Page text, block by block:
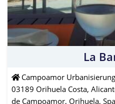
La
Campoamor
03189 Orihuela Costa,
de Campoamor, Orihuela,